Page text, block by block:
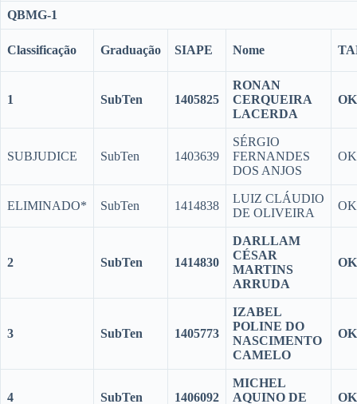
QBMG-1
Classificação Graduação SIAPE Nome
1 SubTen 1405825
RONAN
CERQUEIRA
LACERDA
OK
SUBJUDICE SubTen 1403639
SÉRGIO
FERNANDES
DOS ANJOS
OK
ELIMINADO* SubTen 1414838
LUIZ CLÁUDIO
DE OLIVEIRA
OK
2 SubTen 1414830
DARLLAM
CÉSAR
MARTINS
ARRUDA
OK
3 SubTen 1405773
IZABEL
POLINE DO
NASCIMENTO
CAMELO
OK
4 SubTen 1406092
MICHEL
AQUINO DE
OK